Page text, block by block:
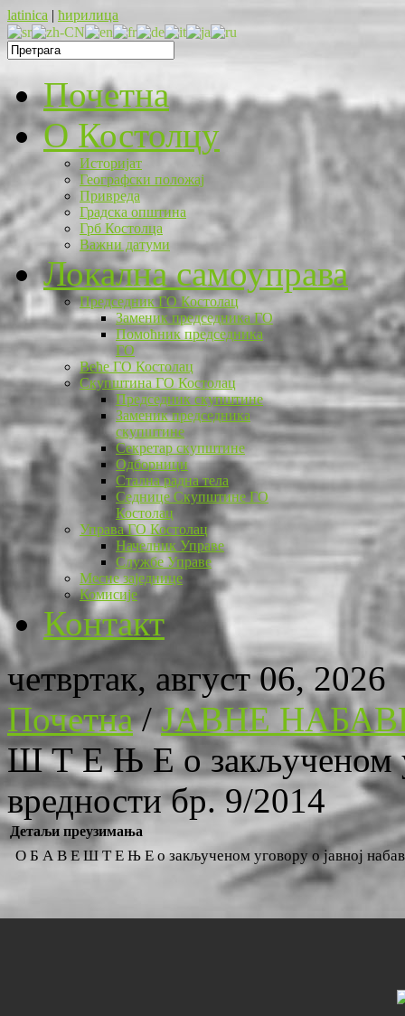
latinica | ћирилица
Почетна
O Костолцу
Историјат
Географски положај
Привреда
Градска општина
Грб Костолца
Важни датуми
Локална самоуправа
Председник ГО Костолац
Заменик председника ГО
Помоћник председника
ГО
Веће ГО Костолац
Скупштина ГО Костолац
Председник скупштине
Заменик председника
скупштине
Секретар скупштине
Одборници
Стална радна тела
Седнице Скупштине ГО
Костолац
Управа ГО Костолац
Начелник Управе
Службе Управе
Месне заједнице
Комисије
Контакт
четвртак, август 06, 2026
Почетна/ЈАВНЕ
Ш Т Е Њ Е о закљученом
вредности бр. 9/2014
Детаљи преузимања
О Б А В Е Ш Т Е Њ Е о закљученом уговору о јавној